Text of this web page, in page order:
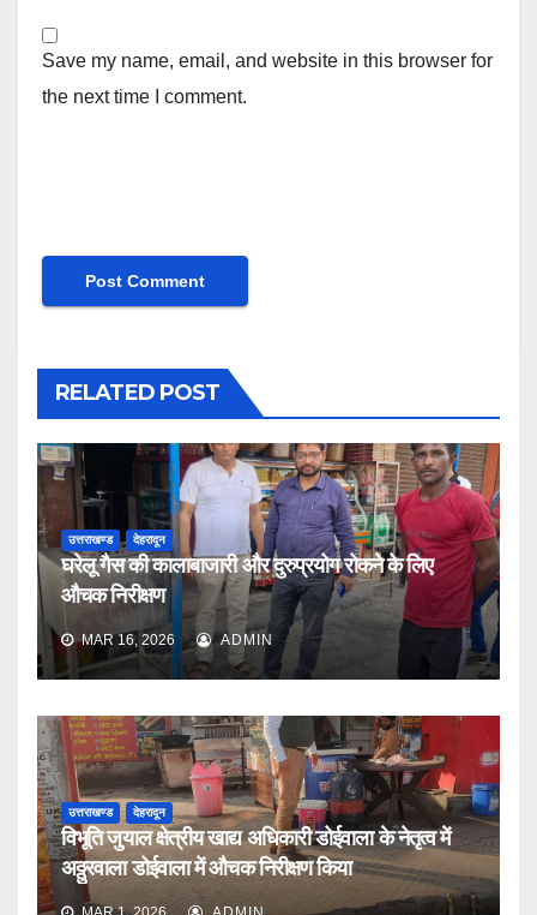
Save my name, email, and website in this browser for
the next time I comment.
RELATED POST
उत्तराखण्ड देहरादून
घरेलू गैस की कालाबाजारी और दुरुप्रयोग रोकने के लिए
औचक निरीक्षण
MAR 16, 2026 ADMIN
उत्तराखण्ड देहरादून
विभूति जुयाल क्षेत्रीय खाद्य अधिकारी डोईवाला के नेतृत्व में
अठ्ठुरवाला डोईवाला में औचक निरीक्षण किया